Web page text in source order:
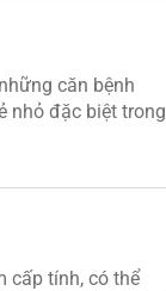
căn bệnh
nhỏ đặc biệt trong
cấp tính, có thể